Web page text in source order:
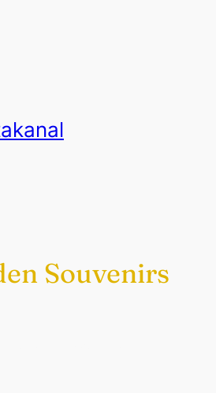
Souvenirs